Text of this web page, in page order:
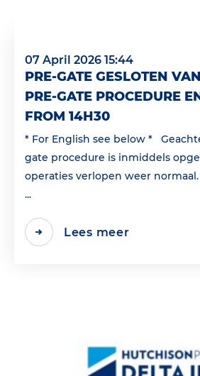
07 April 2026 15:44
PRE-GATE GESLOTEN
PRE-GATE PROCEDURE
FROM 14H30
* For English see below *
gate procedure is inmiddels
operaties verlopen weer
...
Lees meer